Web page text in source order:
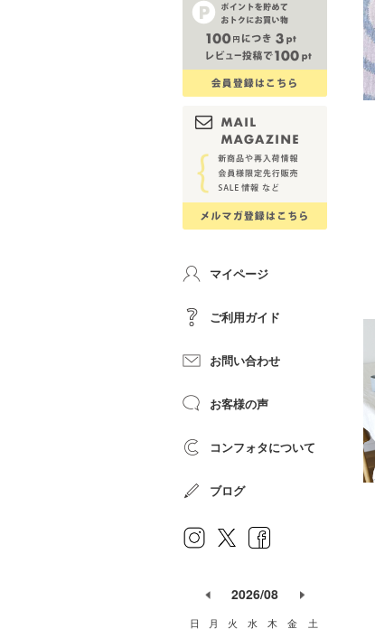
マイページ
ご利用ガイド
お問い合わせ
お客様の声
コンフォタについて
ブログ
2026/08
日 月 火 水 木 金
土